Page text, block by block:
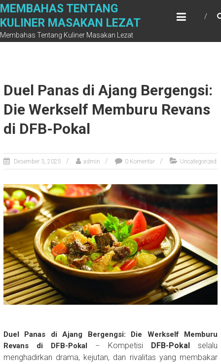
Skip
content
MEMBAHAS TENTANG
KULINER MASAKAN LEZAT
Membahas Tentang Kuliner Masakan Lezat
Duel Panas di Ajang Bergengsi:
Die Werkself Memburu Revans
di DFB-Pokal
Desember 3, 2025 admin 0 Komentar Uncategorized
Duel Panas di Ajang Bergengsi: Die Werkself Memburu
Revans di DFB-Pokal
– Kompetisi DFB-Pokal
selalu
menghadirkan drama, kejutan, dan rivalitas yang membakar